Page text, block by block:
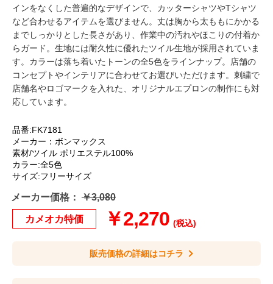
インをなくした普遍的なデザインで、カッターシャツやTシャツ
など合わせるアイテムを選びません。丈は胸から太ももにかかる
までしっかりとした長さがあり、作業中の汚れやほこりの付着か
らガード。生地には耐久性に優れたツイル生地が採用されていま
す。カラーは落ち着いたトーンの全5色をラインナップ。店舗の
コンセプトやインテリアに合わせてお選びいただけます。刺繍で
店舗名やロゴマークを入れた、オリジナルエプロンの制作にも対
応しています。
品番:FK7181
メーカー：ボンマックス
素材/ツイル ポリエステル100%
カラー:全5色
サイズ:フリーサイズ
メーカー価格： ￥3,080
カメオカ特価 ￥2,270 (税込)
販売価格の詳細はコチラ